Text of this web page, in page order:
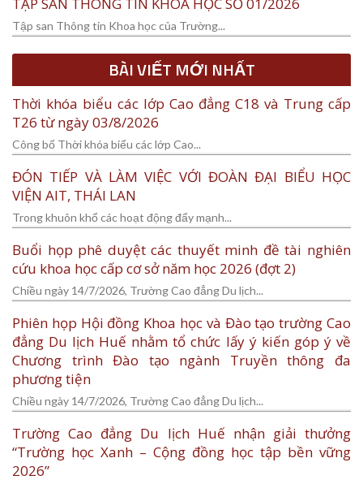
TẬP SAN THÔNG TIN KHOA HỌC SỐ 01/2026
Tập san Thông tin Khoa học của Trường...
BÀI VIẾT MỚI NHẤT
Thời khóa biểu các lớp Cao đẳng C18 và Trung cấp
T26 từ ngày 03/8/2026
Công bố Thời khóa biểu các lớp Cao...
ĐÓN TIẾP VÀ LÀM VIỆC VỚI ĐOÀN ĐẠI BIỂU HỌC
VIỆN AIT, THÁI LAN
Trong khuôn khổ các hoạt động đẩy mạnh...
Buổi họp phê duyệt các thuyết minh đề tài nghiên
cứu khoa học cấp cơ sở năm học 2026 (đợt 2)
Chiều ngày 14/7/2026, Trường Cao đẳng Du lịch...
Phiên họp Hội đồng Khoa học và Đào tạo trường Cao
đẳng Du lịch Huế nhằm tổ chức lấy ý kiến góp ý về
Chương trình Đào tạo ngành Truyền thông đa
phương tiện
Chiều ngày 14/7/2026, Trường Cao đẳng Du lịch...
Trường Cao đẳng Du lịch Huế nhận giải thưởng
“Trường học Xanh – Cộng đồng học tập bền vững
2026”